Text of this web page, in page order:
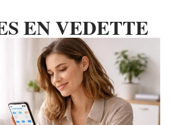
EN VEDETTE